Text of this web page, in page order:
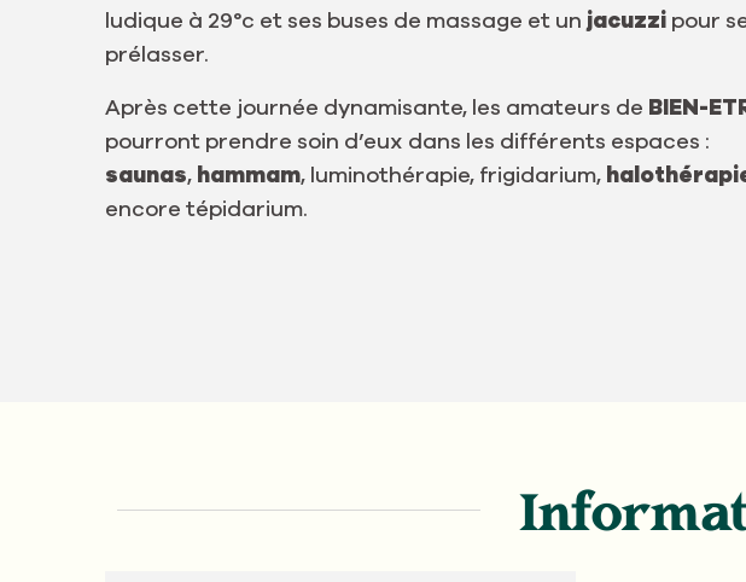
ludique à 29°c et ses buses de massage et un jacuzzi pour
prélasser.
Après cette journée dynamisante, les amateurs de BIEN-
pourront prendre soin d’eux dans les différents espaces :
saunas, hammam, luminothérapie, frigidarium,
encore tépidarium.